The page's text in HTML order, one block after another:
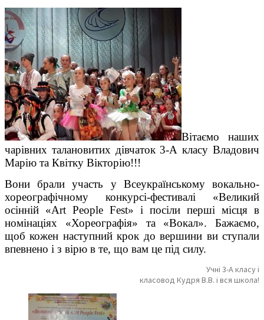
Вітаємо наших
чарівних талановитих дівчаток 3-А класу Владович
Марію та Квітку Вікторію!!!
Вони брали участь у Всеукраїнському вокально-
хореографічному конкурсі-фестивалі «Великий
осінній «Art People Fest» і посіли перші місця в
номінаціях «Хореографія» та «Вокал». Бажаємо,
щоб кожен наступний крок до вершини ви ступали
впевнено і з вірю в те, що вам це під силу.
Учні 3-А класу і
класовод Кудря В.В. і вся школа!